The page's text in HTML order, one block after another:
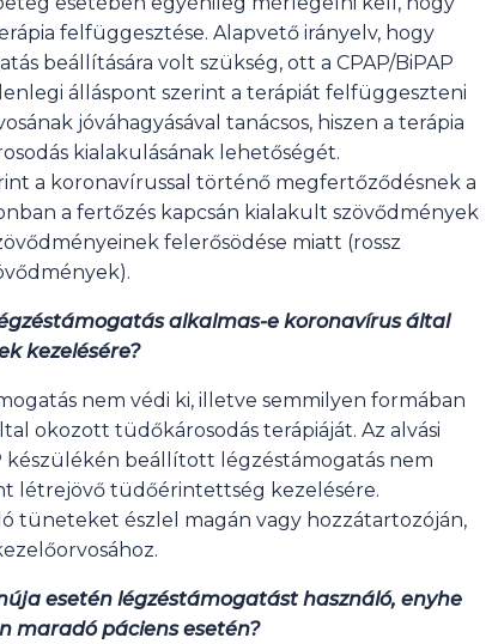
felfüggesztése. Alapvető irányelv, hogy
beállítására volt szükség, ott a CPAP/BiPAP
álláspont szerint a terápiát felfüggeszteni
jóváhagyásával tanácsos, hiszen a terápia
kialakulásának lehetőségét.
a koronavírussal történő megfertőződésnek a
a fertőzés kapcsán kialakult szövődmények
felerősödése miatt (rossz
alkalmas-e koronavírus által
kezelésére?
nem védi ki, illetve semmilyen formában
okozott tüdőkárosodás terápiáját. Az alvási
készülékén beállított légzéstámogatás nem
létrejövő tüdőérintettség kezelésére.
tüneteket észlel magán vagy hozzátartozóján,
esetén légzéstámogatást használó, enyhe
maradó páciens esetén?